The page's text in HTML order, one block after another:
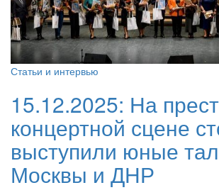
Статьи и интервью
15.12.2025: На
концертной сцене
выступили юные
Москвы и ДНР